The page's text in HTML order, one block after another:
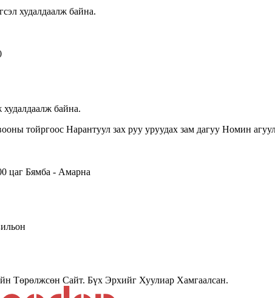
худалдаалж байна.
байна.
тойргоос Нарантуул зах руу уруудах зам дагуу Номин
цаг Бямба - Амарна
Төрөлжсөн Сайт. Бүх Эрхийг Хуулиар Хамгаалсан.